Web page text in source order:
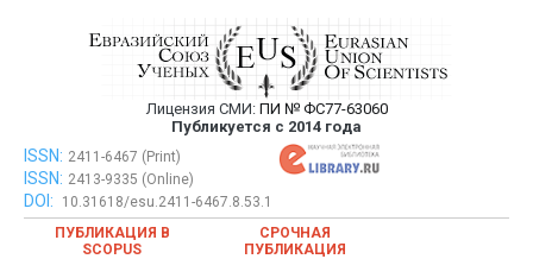
Евразийский Союз Ученых —
публикация научных статей в
ежемесячном научном журнале
Лицензия СМИ: ПИ № ФС77-63060
Публикуется с 2014 года
Евразийский Союз Ученых — публикация научных статей в
ежемесячном научном журнале
ISSN: 2411-6467 (Print)
ISSN: 2413-9335 (Online)
DOI:
10.31618/esu.2411-6467.8.53.1
ПУБЛИКАЦИЯ В
SCOPUS
СРОЧНАЯ
ПУБЛИКАЦИЯ